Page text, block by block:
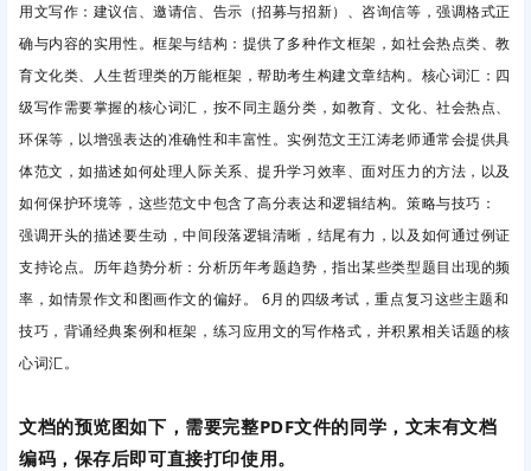
用文写作：建议信、邀请信、告示（招募与招新）、咨询信等，强调格式正
确与内容的实用性。框架与结构：提供了多种作文框架，如社会热点类、教
育文化类、人生哲理类的万能框架，帮助考生构建文章结构。核心词汇：四
级写作需要掌握的核心词汇，按不同主题分类，如教育、文化、社会热点、
环保等，以增强表达的准确性和丰富性。实例范文王江涛老师通常会提供具
体范文，如描述如何处理人际关系、提升学习效率、面对压力的方法，以及
如何保护环境等，这些范文中包含了高分表达和逻辑结构。策略与技巧：
强调开头的描述要生动，中间段落逻辑清晰，结尾有力，以及如何通过例证
支持论点。历年趋势分析：分析历年考题趋势，指出某些类型题目出现的频
率，如情景作文和图画作文的偏好。 6月的四级考试，重点复习这些主题和
技巧，背诵经典案例和框架，练习应用文的写作格式，并积累相关话题的核
心词汇。
文档的预览图如下，需要完整PDF文件的同学，文末有文档
编码，保存后即可直接打印使用。